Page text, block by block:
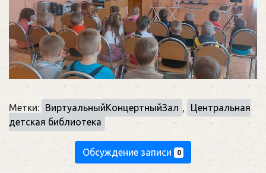
Метки: ВиртуальныйКонцертныйЗал ,
Центральная
детская библиотека
Обсуждение записи 0